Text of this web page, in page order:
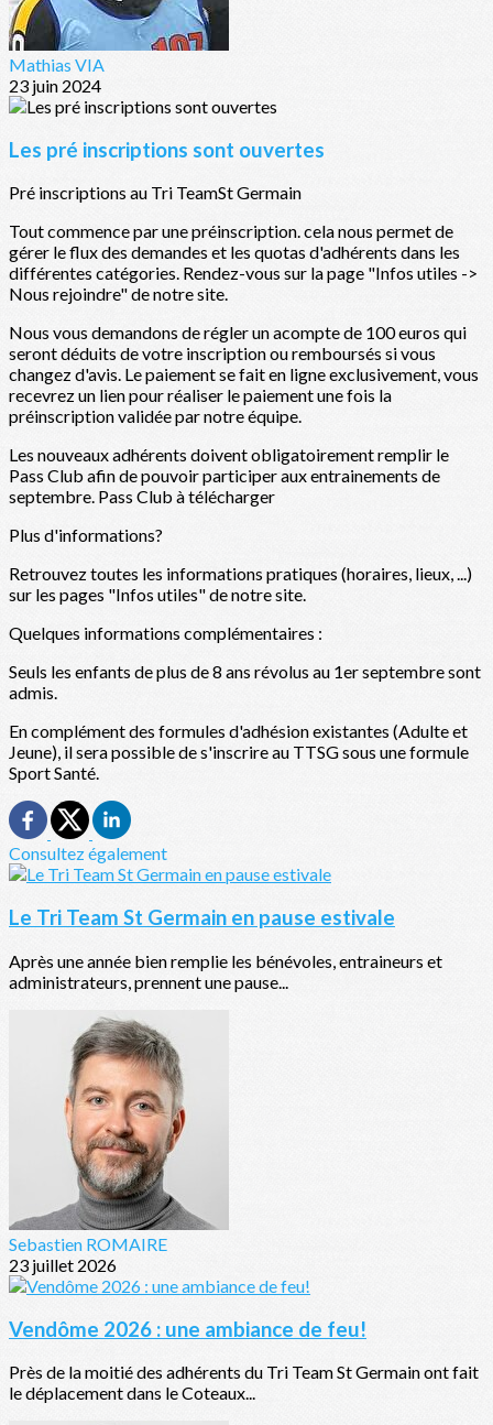
Mathias VIA
23 juin 2024
Les pré inscriptions sont ouvertes
Pré inscriptions au Tri TeamSt Germain
Tout commence par une préinscription. cela nous permet de
gérer le flux des demandes et les quotas d'adhérents dans les
différentes catégories. Rendez-vous sur la page "Infos utiles ->
Nous rejoindre" de notre site.
Nous vous demandons de régler un acompte de 100 euros qui
seront déduits de votre inscription ou remboursés si vous
changez d'avis. Le paiement se fait en ligne exclusivement, vous
recevrez un lien pour réaliser le paiement une fois la
préinscription validée par notre équipe.
Les nouveaux adhérents doivent obligatoirement remplir le
Pass Club afin de pouvoir participer aux entrainements de
septembre. Pass Club à télécharger
Plus d'informations?
Retrouvez toutes les informations pratiques (horaires, lieux, ...)
sur les pages "Infos utiles" de notre site.
Quelques informations complémentaires :
Seuls les enfants de plus de 8 ans révolus au 1er septembre sont
admis.
En complément des formules d'adhésion existantes (Adulte et
Jeune), il sera possible de s'inscrire au TTSG sous une formule
Sport Santé.
Consultez également
Le Tri Team St Germain en pause estivale
Après une année bien remplie les bénévoles, entraineurs et
administrateurs, prennent une pause...
Sebastien ROMAIRE
23 juillet 2026
Vendôme 2026 : une ambiance de feu!
Près de la moitié des adhérents du Tri Team St Germain ont fait
le déplacement dans le Coteaux...